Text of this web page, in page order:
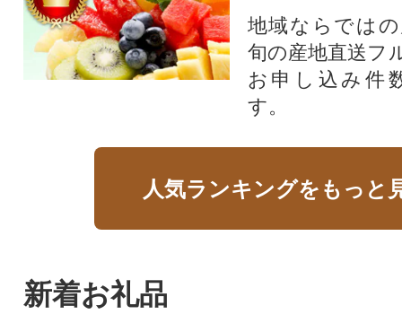
地域ならでは
旬の産地直送フ
お申し込み件
す。
人気ランキングをもっと
新着お礼品